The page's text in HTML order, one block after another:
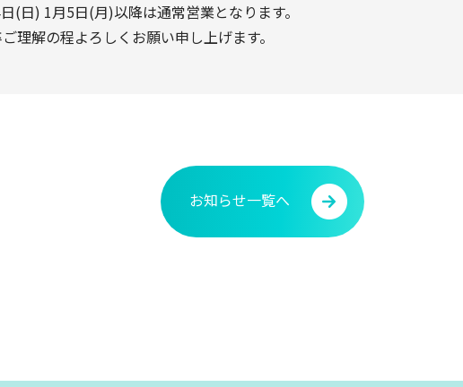
(日) 1月5日(月)以降は通常営業となります。
理解の程よろしくお願い申し上げます。
お知らせ一覧へ